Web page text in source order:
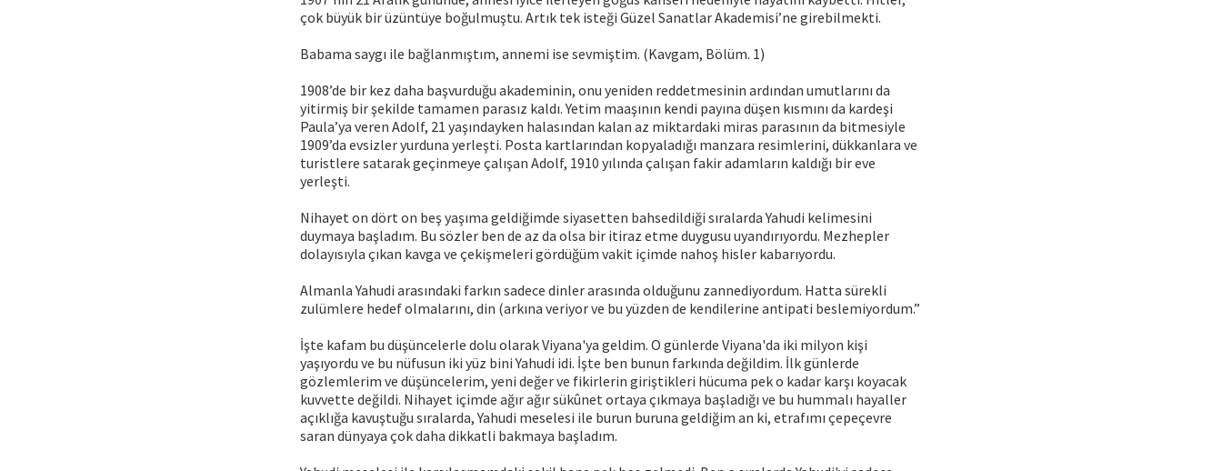
çok büyük bir üzüntüye boğulmuştu. Artık tek isteği Güzel Sanatlar Akademisi’ne girebilmekti.
Babama saygı ile bağlanmıştım, annemi ise sevmiştim. (Kavgam, Bölüm. 1)
1908’de bir kez daha başvurduğu akademinin, onu yeniden reddetmesinin ardından umutlarını da
yitirmiş bir şekilde tamamen parasız kaldı. Yetim maaşının kendi payına düşen kısmını da kardeşi
Paula’ya veren Adolf, 21 yaşındayken halasından kalan az miktardaki miras parasının da bitmesiyle
1909’da evsizler yurduna yerleşti. Posta kartlarından kopyaladığı manzara resimlerini, dükkanlara ve
turistlere satarak geçinmeye çalışan Adolf, 1910 yılında çalışan fakir adamların kaldığı bir eve
yerleşti.
Nihayet on dört on beş yaşıma geldiğimde siyasetten bahsedildiği sıralarda Yahudi kelimesini
duymaya başladım. Bu sözler ben de az da olsa bir itiraz etme duygusu uyandırıyordu. Mezhepler
dolayısıyla çıkan kavga ve çekişmeleri gördüğüm vakit içimde nahoş hisler kabarıyordu.
Almanla Yahudi arasındaki farkın sadece dinler arasında olduğunu zannediyordum. Hatta sürekli
zulümlere hedef olmalarını, din (arkına veriyor ve bu yüzden de kendilerine antipati beslemiyordum.”
İşte kafam bu düşüncelerle dolu olarak Viyana'ya geldim. O günlerde Viyana'da iki milyon kişi
yaşıyordu ve bu nüfusun iki yüz bini Yahudi idi. İşte ben bunun farkında değildim. İlk günlerde
gözlemlerim ve düşüncelerim, yeni değer ve fikirlerin giriştikleri hücuma pek o kadar karşı koyacak
kuvvette değildi. Nihayet içimde ağır ağır sükûnet ortaya çıkmaya başladığı ve bu hummalı hayaller
açıklığa kavuştuğu sıralarda, Yahudi meselesi ile burun buruna geldiğim an ki, etrafımı çepeçevre
saran dünyaya çok daha dikkatli bakmaya başladım.